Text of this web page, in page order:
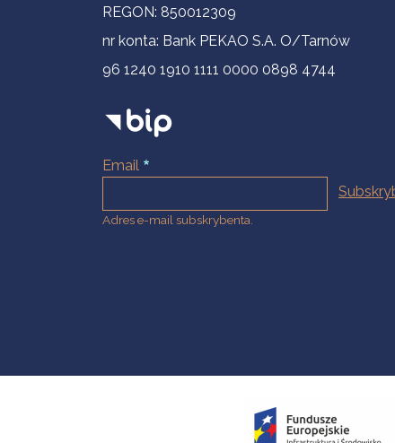
REGON: 850012309
nr konta: Bank PEKAO S.A. O/Tarnów
96 1240 1910 1111 0000 0898 4744
Email
Adres e-mail subskrybenta.